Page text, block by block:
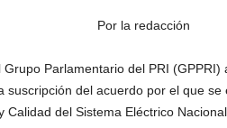
Por la redacción
Parlamentario del PRI
suscripción del acuerdo por el que se
Calidad del Sistema Eléctrico